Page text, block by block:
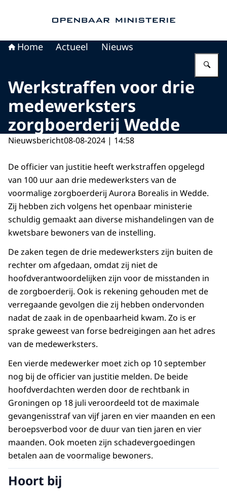
Home Actueel Nieuws
Werkstraffen voor drie
medewerksters
zorgboerderij Wedde
Nieuwsbericht08-08-2024 | 14:58
De officier van justitie heeft werkstraffen opgelegd
van 100 uur aan drie medewerksters van de
voormalige zorgboerderij Aurora Borealis in Wedde.
Zij hebben zich volgens het openbaar ministerie
schuldig gemaakt aan diverse mishandelingen van de
kwetsbare bewoners van de instelling.
De zaken tegen de drie medewerksters zijn buiten de
rechter om afgedaan, omdat zij niet de
hoofdverantwoordelijken zijn voor de misstanden in
de zorgboerderij. Ook is rekening gehouden met de
verregaande gevolgen die zij hebben ondervonden
nadat de zaak in de openbaarheid kwam. Zo is er
sprake geweest van forse bedreigingen aan het adres
van de medewerksters.
Een vierde medewerker moet zich op 10 september
nog bij de officier van justitie melden. De beide
hoofdverdachten werden door de rechtbank in
Groningen op 18 juli veroordeeld tot de maximale
gevangenisstraf van vijf jaren en vier maanden en een
beroepsverbod voor de duur van tien jaren en vier
maanden. Ook moeten zijn schadevergoedingen
betalen aan de voormalige bewoners.
Hoort bij